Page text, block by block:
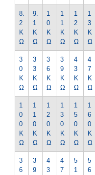
8.
2
K
Ω
9.
1
K
Ω
1
0
K
Ω
1
1
K
Ω
1
2
K
Ω
1
3
K
Ω
3
0
K
Ω
3
3
K
Ω
3
6
K
Ω
3
9
K
Ω
4
3
K
Ω
4
7
K
Ω
1
0
0
K
Ω
1
1
0
K
Ω
1
2
0
K
Ω
1
3
0
K
Ω
1
5
0
K
Ω
1
6
0
K
Ω
3
6
3
9
4
3
4
7
5
1
5
6